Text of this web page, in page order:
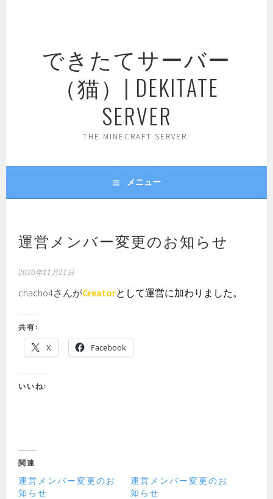
できたてサーバー
（猫）| DEKITATE
SERVER
THE MINECRAFT SERVER.
メニュー
運営メンバー変更のお知らせ
2020年11月21日
chacho4さんがCreatorとして運営に加わりました。
共有:
X Facebook
いいね:
関連
運営メンバー変更のお
知らせ
運営メンバー変更のお
知らせ